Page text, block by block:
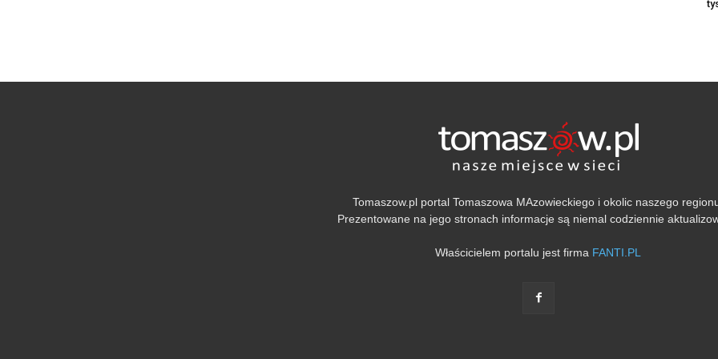
Tomaszow.pl portal Tomaszowa MAzowieckiego i okolic naszego
Prezentowane na jego stronach informacje są niemal codziennie
Właścicielem portalu jest firma FANTI.PL